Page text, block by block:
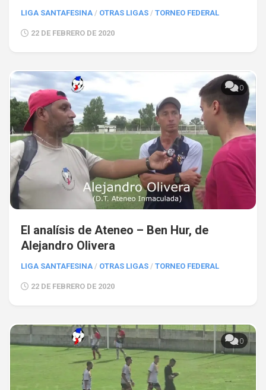
LIGA SANTAFESINA / OTRAS LIGAS / TORNEO FEDERAL
22 DE FEBRERO DE 2020
0
El analísis de Ateneo – Ben Hur, de
Alejandro Olivera
LIGA SANTAFESINA / OTRAS LIGAS / TORNEO FEDERAL
22 DE FEBRERO DE 2020
0